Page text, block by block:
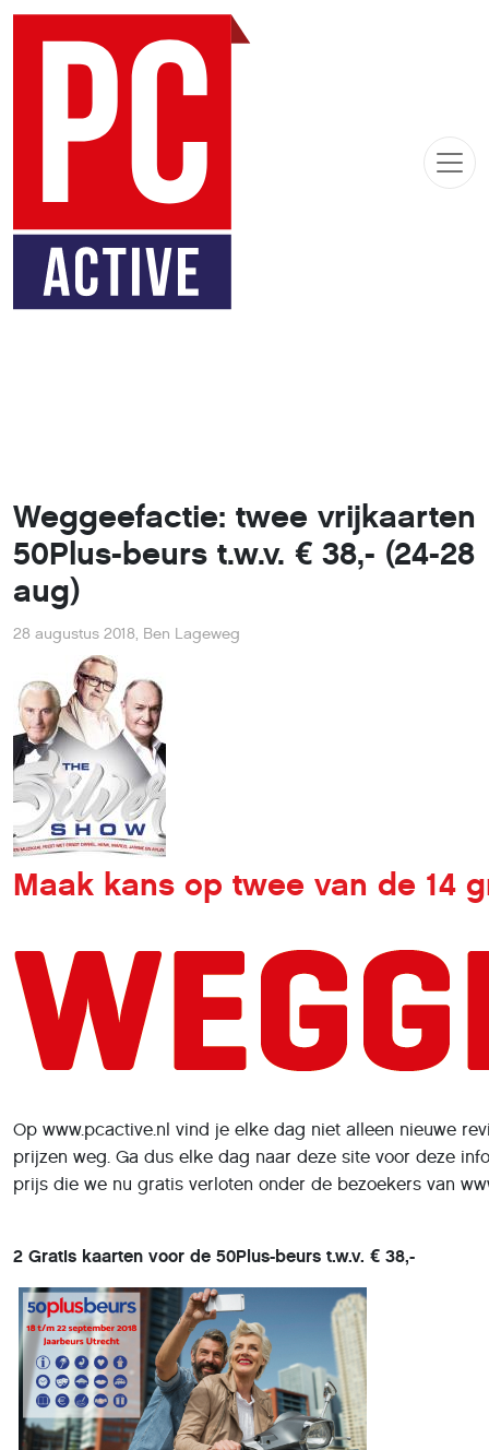
Weggeefactie: twee vrijkaarten
50Plus-beurs t.w.v. € 38,- (24-28
aug)
28 augustus 2018, Ben Lageweg
Maak kans op twee van de 14
Op www.pcactive.nl vind je elke dag niet alleen nieuwe
prijzen weg. Ga dus elke dag naar deze site voor deze
prijs die we nu gratis verloten onder de bezoekers van
2 Gratis kaarten voor de 50Plus-beurs t.w.v. € 38,-